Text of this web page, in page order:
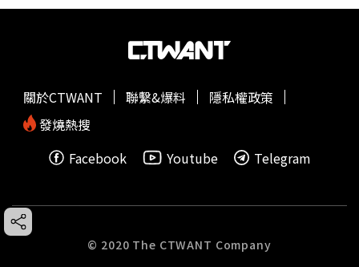
關於CTWANT 聯繫&爆料
隱私權政策
發燒熱搜
Facebook
Youtube Telegram
© 2020 The CTWANT Company